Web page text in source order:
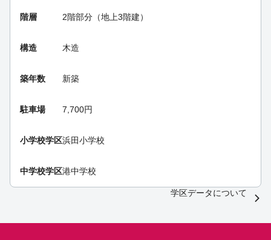
階層 2階部分（地上3階建）
構造 木造
築年数 新築
駐車場 7,700円
小学校学区浜田小学校
中学校学区港中学校
学区データについて